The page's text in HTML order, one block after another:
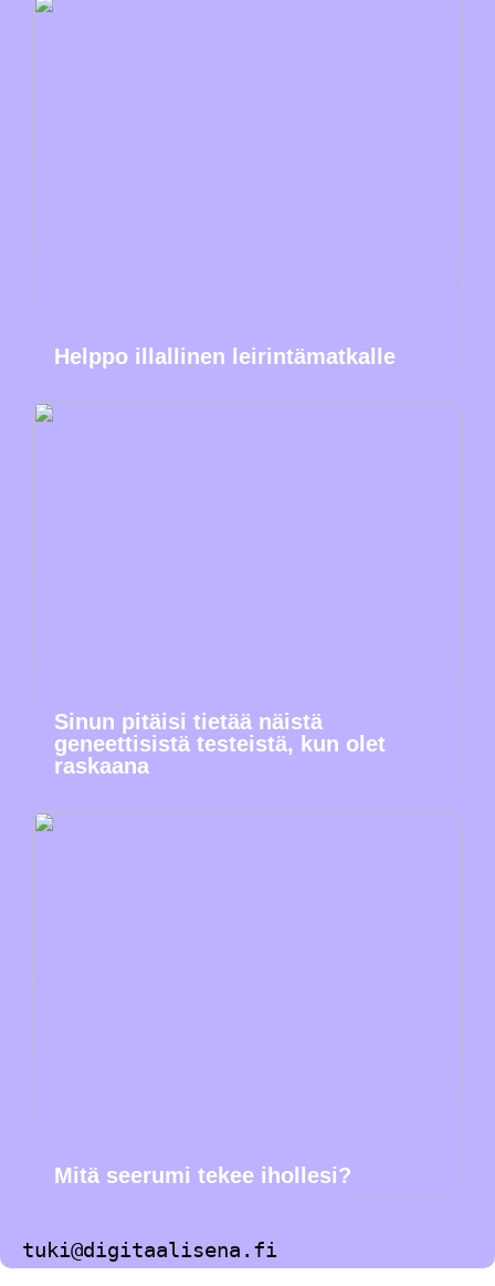
Helppo illallinen leirintämatkalle
Sinun pitäisi tietää näistä
geneettisistä testeistä, kun olet
raskaana
Mitä seerumi tekee ihollesi?
tuki@digitaalisena.fi